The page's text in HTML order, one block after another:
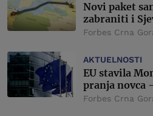
Novi paket
zabraniti i
Forbes Crna
AKTUELNOSTI
EU stavila
pranja novca
Forbes Crna